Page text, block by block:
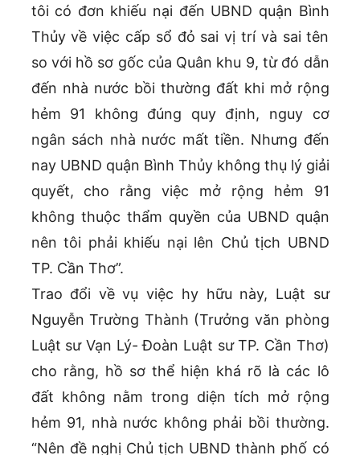
tôi có đơn khiếu nại đến UBND quận Bình
Thủy về việc cấp sổ đỏ sai vị trí và sai tên
so với hồ sơ gốc của Quân khu 9, từ đó dẫn
đến nhà nước bồi thường đất khi mở rộng
hẻm 91 không đúng quy định, nguy cơ
ngân sách nhà nước mất tiền. Nhưng đến
nay UBND quận Bình Thủy không thụ lý giải
quyết, cho rằng việc mở rộng hẻm 91
không thuộc thẩm quyền của UBND quận
nên tôi phải khiếu nại lên Chủ tịch UBND
TP. Cần Thơ”.
Trao đổi về vụ việc hy hữu này, Luật sư
Nguyễn Trường Thành (Trưởng văn phòng
Luật sư Vạn Lý- Đoàn Luật sư TP. Cần Thơ)
cho rằng, hồ sơ thể hiện khá rõ là các lô
đất không nằm trong diện tích mở rộng
hẻm 91, nhà nước không phải bồi thường.
“Nên đề nghị Chủ tịch UBND thành phố có